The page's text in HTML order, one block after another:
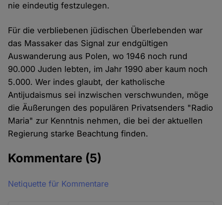
nie eindeutig festzulegen.
Für die verbliebenen jüdischen Überlebenden war
das Massaker das Signal zur endgültigen
Auswanderung aus Polen, wo 1946 noch rund
90.000 Juden lebten, im Jahr 1990 aber kaum noch
5.000. Wer indes glaubt, der katholische
Antijudaismus sei inzwischen verschwunden, möge
die Äußerungen des populären Privatsenders "Radio
Maria" zur Kenntnis nehmen, die bei der aktuellen
Regierung starke Beachtung finden.
Kommentare (5)
Netiquette für Kommentare